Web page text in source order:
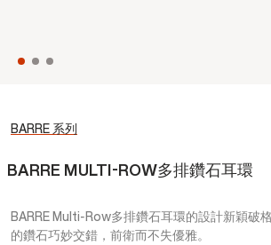
BARRE 系列
BARRE MULTI-ROW多排鑽石耳環
BARRE Multi-Row多排鑽石耳環的設計新穎破
的鑽石巧妙交錯，前衛而不失優雅。